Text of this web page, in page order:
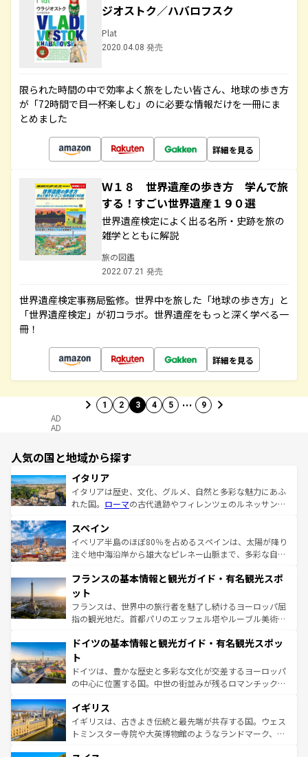
ジオストク／ハバロフスク
Plat
2020.04.08 発売
限られた時間の中で効率よく旅をしたい皆さん、地球の歩き方
が「72時間で目一杯楽しむ」のに必要な情報だけを一冊にま
とめました
詳細を見る
Ｗ１８ 世界遺産の歩き方 学んで旅
する！すごい世界遺産１９０選
世界遺産検定によく出る名所・史跡を旅の
雑学とともに解説
旅の図鑑
2022.07.21 発売
世界遺産検定事務局監修。世界中を旅した「地球の歩き方」と
「世界遺産検定」が初コラボ。世界遺産をもっと深く学べる一
冊！
詳細を見る
1 2 3 4 5 … 9
AD
AD
人気の国と地域から探す
イタリア
イタリアは歴史、文化、グルメ、自然と多彩な魅力にあふ
れた国。 ローマの古代遺跡やフィレンツェのルネッサンス
ろん、トスカーナの美しい田園風景やアマルフィ海岸の絶
景など、自然景観も見逃せない。観光の合間には、本場の
ピザやパスタなど、絶品のイタリア料理を堪能することも
ませてくれるイタリアで、忘れられない旅をしてみよう！
なお、新着のイタリア情報は
しい。
スペイン
イベリア半島のほぼ80％を占めるスペインは、太陽が降り
注ぐ地中海沿岸から雄大なピレネー山脈まで、多彩な自然
文化が根付くこの国では、情熱的なフラメンコ、熱気あふ
れる闘牛、そして美味しいタパスが生活の一部となってい
る。首都マドリードの洗練された雰囲気や、バルセロナの
アートに溢れた街角から、地方では古代ローマ遺跡や中世
せる。地方によって風土や気候が異なるスペインはその個
ンテンツ一覧 を参照してほしい。
フランスの基本情報と観光ガイド・有名観光スポ
ット
フランスは、世界中の旅行者を魅了し続けるヨーロッパ屈
指の観光地だ。首都パリのエッフェル塔やルーブル美術館
で、幅広い魅力が詰まっている。華麗な宮殿、歴史的な大
聖堂、美しいビーチ、そして豊かな自然が、訪れる者を心
から魅了する。また、フランスは美食の国としても知ら
れ、フランス料理はユネスコ無形文化遺産にも登録されて
香り高いラベンダー畑など、多彩な楽しみ方が可能だ。さ
らに、パリ以外の地域にも魅力が溢れており、どの街角に
も豊かな歴史と文化が息づいている。パリ以外の個性あふ
ドイツの基本情報と観光ガイド・有名観光スポッ
ト
ドイツは、豊かな歴史と多彩な文化が交差するヨーロッパ
の中心に位置する国。中世の街並みが残るロマンチック街
顔を持つこの国は、どこを歩いても飽きることがない。ベ
ルリンの文化的活気、バイエルン州のアルプスの絶景、そ
してライン川沿いのワイン畑といった風景は必見。ビール
イギリス
イギリスは、古きよき伝統と最先端が共存する国。ウェス
トミンスター寺院や大英博物館のようなランドマーク、歴